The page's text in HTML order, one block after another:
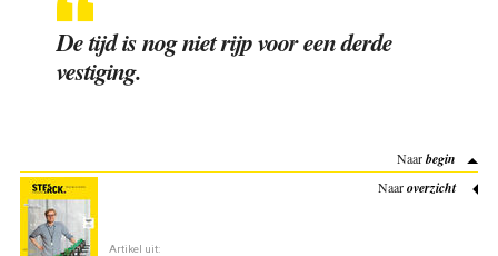
De tijd is nog niet rijp voor een derde
vestiging.
Naarbegin
Naaroverzicht
Artikel uit: